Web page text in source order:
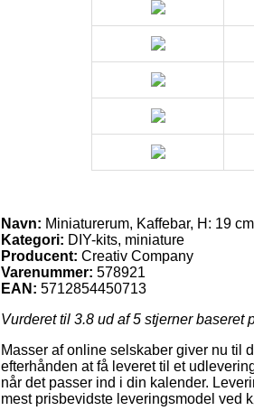
Navn: Miniaturerum, Kaffebar, H: 19
Kategori: DIY-kits, miniature
Producent: Creativ Company
Varenummer: 578921
EAN: 5712854450713
Vurderet til 3.8 ud af 5 stjerner baseret
Masser af online selskaber giver nu til
efterhånden at få leveret til et
når det passer ind i din kalender.
mest prisbevidste leveringsmodel ved